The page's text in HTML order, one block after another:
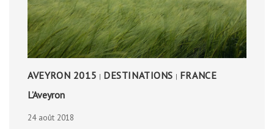
AVEYRON 2015 | DESTINATIONS | FRANCE
L’Aveyron
24 août 2018